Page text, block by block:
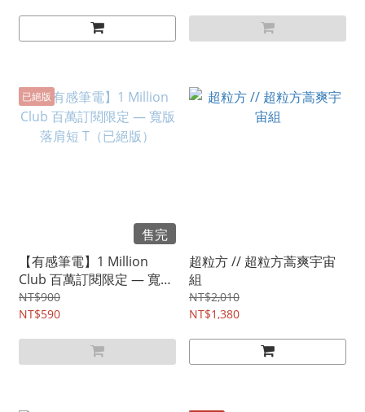
已絕版
售完
【有感筆電】1 Million
Club 百萬訂閱限定 — 寬版
落肩短 T（已絕版）
NT$900
NT$590
超粒方 // 超粒方蒿爽宇宙
組
NT$2,010
NT$1,380